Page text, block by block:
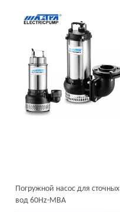
Погружной насос для сточных
вод 60Hz-MBA